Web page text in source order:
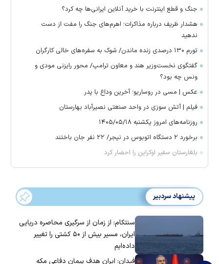
جنگ و قطع اینترنت با خرید آنلاین ایرانی‌ها چه کرد؟
هشدار ظریف درباره مذاکرات؛ اهرم‌های جنگ را مفت از دست
ندهید
تورم ۱۳۰ درصدی زنده ماندن/ شوک به سفره‌های خالی کارگران
گفتگوی نخست‌وزیر هند و معاون ترامپ/ محور رایزنی مودی و
ونس چه بود؟
عکس | مسی در روساریو؛ آخرین وداع با پدر
فیلم | آتش سوزی در واحد صنعتی نصیرآباد بهارستان
روزنامه‌های امروز یکشنبه ۱۴۰۵/۰۵/۱۸
برخورد ۲ دستگاه اتوبوس در نیجر/ ۲۲ نفر جان باختند
بلغارستان سفیر اوکراین را احضار کرد
پیشنهاد سردبیر
سنتکام: از زمان از سرگیری محاصره دریایی
ایران، مسیر بیش از ۵۰ کشتی را تغییر
داده‌ایم
فیدان: ایران هدف پیمان دفاعی مکه